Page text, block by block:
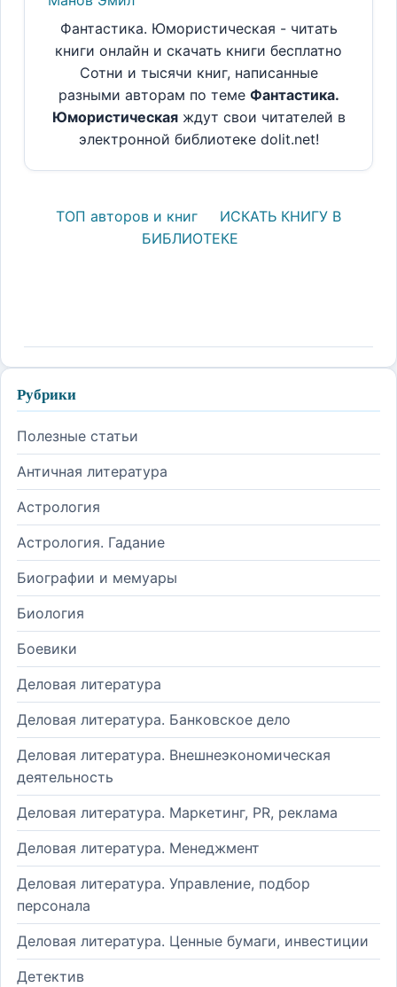
Фантастика. Юмористическая - читать
книги онлайн и скачать книги бесплатно
Сотни и тысячи книг, написанные
разными авторам по теме Фантастика.
Юмористическаяждут свои читателей в
электронной библиотеке dolit.net!
ТОП авторов и книг
ИСКАТЬ КНИГУ В
БИБЛИОТЕКЕ
Рубрики
Полезные статьи
Античная литература
Астрология
Астрология. Гадание
Биографии и мемуары
Биология
Боевики
Деловая литература
Деловая литература. Банковское дело
Деловая литература. Внешнеэкономическая
деятельность
Деловая литература. Маркетинг, PR, реклама
Деловая литература. Менеджмент
Деловая литература. Управление, подбор
персонала
Деловая литература. Ценные бумаги, инвестиции
Детектив